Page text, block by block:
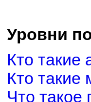
Уровни
Кто такие
Кто такие
Что такое